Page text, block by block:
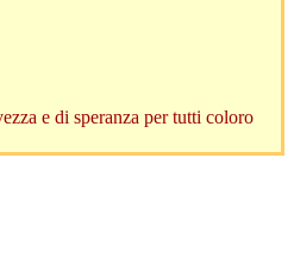
e di speranza per tutti coloro